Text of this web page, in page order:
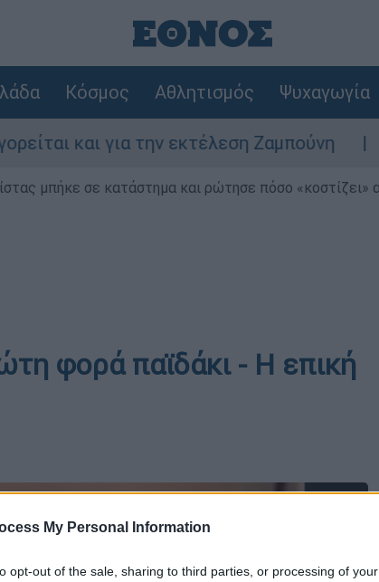
My Personal Information
opt-out of the sale, sharing to third parties, or processing of
Κόσμος Αθλητισμός Ψυχαγωγία
και για την εκτέλεση Ζαμπούνη
μπήκε σε κατάστημα και ρώτησε πόσο «κοστίζει»
φορά παϊδάκι - Η επική